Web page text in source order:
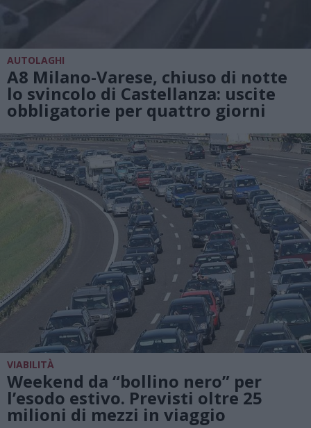
AUTOLAGHI
A8 Milano-Varese, chiuso di notte
lo svincolo di Castellanza: uscite
obbligatorie per quattro giorni
VIABILITÀ
Weekend da “bollino nero” per
l’esodo estivo. Previsti oltre 25
milioni di mezzi in viaggio